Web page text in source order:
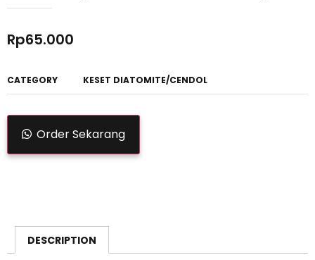
Rp65.000
CATEGORY KESET DIATOMITE/CENDOL
Order Sekarang
DESCRIPTION